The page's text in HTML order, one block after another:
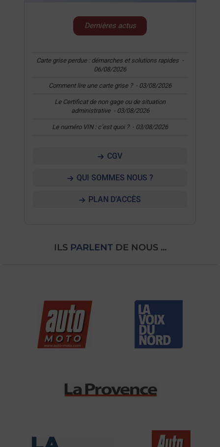
Dernières actus
Carte grise perdue : démarches et solutions rapides -
06/08/2026
Comment lire une carte grise ? - 03/08/2026
Le Certificat de non gage ou de situation
administrative - 03/08/2026
Le numéro VIN : c’est quoi ? - 03/08/2026
CGV
QUI SOMMES NOUS ?
PLAN D’ACCÈS
ILS PARLENTDE NOUS ...